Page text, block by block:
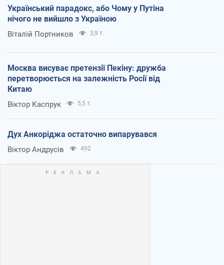
Український парадокс, або Чому у Путіна
нічого не вийшло з Україною
Віталій Портников 3,9 т.
Москва висуває претензії Пекіну: дружба
перетворюється на залежність Росії від
Китаю
Віктор Каспрук 5,5 т.
Дух Анкоріджа остаточно випарувався
Віктор Андрусів 492